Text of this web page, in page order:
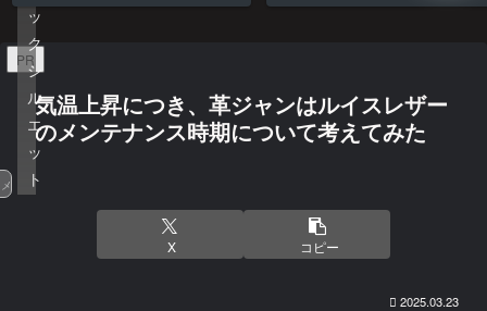
PR
気温上昇につき、革ジャンはルイスレザー
のメンテナンス時期について考えてみた
メンテナンス
ッ
ク
シ
ル
エ
ッ
ト
X コピー
2025.03.23